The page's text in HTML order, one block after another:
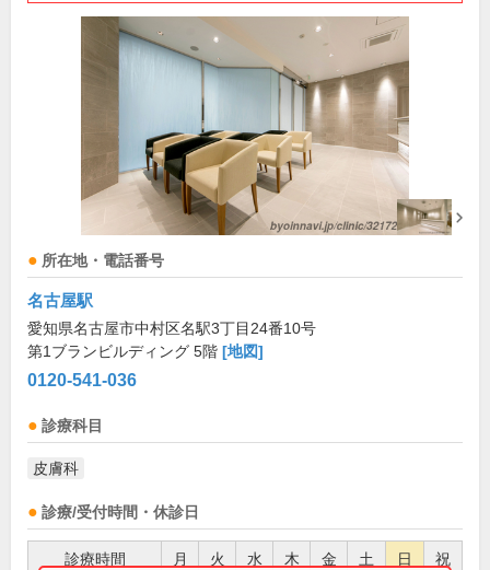
所在地・電話番号
名古屋駅
愛知県名古屋市中村区名駅3丁目24番10号
第1ブランビルディング 5階 [地図]
0120-541-036
診療科目
皮膚科
診療/受付時間・休診日
診療時間 月 火 水 木 金 土 日 祝